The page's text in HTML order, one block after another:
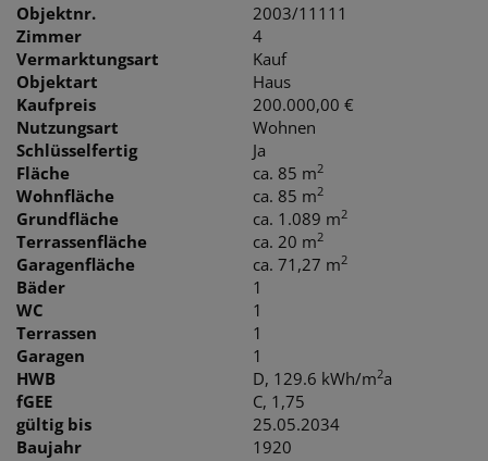
Objektnr.
2003/11111
Zimmer
4
Vermarktungsart
Kauf
Objektart
Haus
Kaufpreis
200.000,00 €
Nutzungsart
Wohnen
Schlüsselfertig
Ja
Fläche
ca. 85 m2
Wohnfläche ca. 85 m2
Grundfläche ca. 1.089 m2
Terrassenfläche ca. 20 m2
Garagenfläche ca. 71,27 m2
Bäder
1
WC
1
Terrassen
1
Garagen
1
HWB
D, 129.6 kWh/m2a
fGEE
C, 1,75
gültig bis
25.05.2034
Baujahr
1920